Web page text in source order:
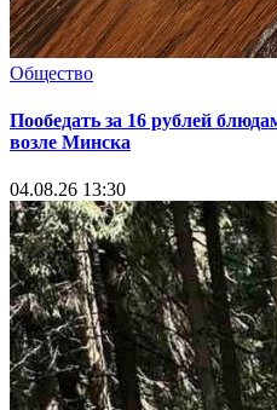
Общество
Пообедать за 16 рублей
возле Минска
04.08.26 13:30